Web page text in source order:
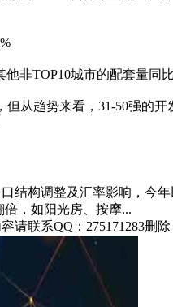
非TOP10城市的配套量同比
从趋势来看，31-50强的
结构调整及汇率影响，今
，如阳光房、按摩...
请联系QQ：275171283删除